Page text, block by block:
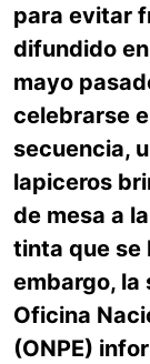
para evitar
difundido
mayo
celebrarse
secuencia,
lapiceros
de mesa a
tinta que se
embargo, la
Oficina
(ONPE)